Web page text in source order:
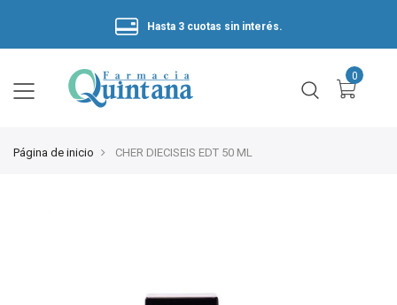
Hasta 3 cuotas sin interés.
Página de inicio CHER DIECISEIS EDT 50 ML